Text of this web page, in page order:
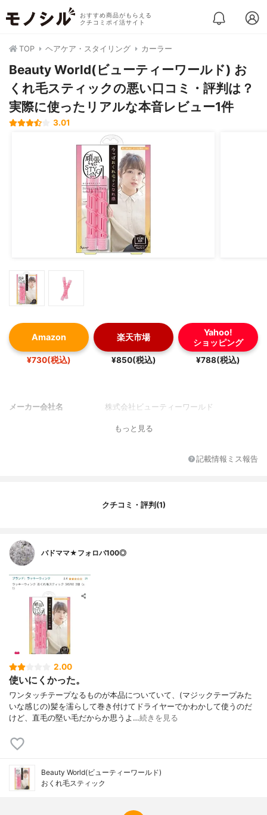
おすすめ商品がもらえる
クチコミポイ活サイト
TOP ヘアケア・スタイリング カーラー
Beauty World(ビューティーワールド) お
くれ毛スティックの悪い口コミ・評判は？
実際に使ったリアルな本音レビュー1件
3.01
Amazon
¥730(税込)
楽天市場
¥850(税込)
Yahoo!
ショッピング
¥788(税込)
メーカー会社名 株式会社ビューティーワールド
もっと見る
記載情報ミス報告
クチコミ・評判(1)
バドママ★フォロバ100◎
2.00
使いにくかった。
ワンタッチテープなるものが本品についていて、(マジックテープみた
いな感じの)髪を濡らして巻き付けてドライヤーでかわかして使うのだ
けど、直毛の堅い毛だからか思うよ…続きを見る
Beauty World(ビューティーワールド)
おくれ毛スティック